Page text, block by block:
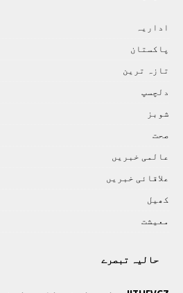
اداريہ
پاکستان
تازہ ترين
دلچسپ
شوبز
صحت
عالمی خبريں
علاقائی خبريں
کھيل
معيشت
حالیہ تبصرے